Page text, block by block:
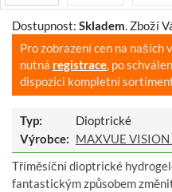
Dostupnost: Skladem. Zboží
Pro zobrazení cen na
nutná registrace, po
dispozici kompletní
Typ:
Dioptrické
Výrobce: MAXVUE VISION
Tříměsíční dioptrické
fantastickým způsobem